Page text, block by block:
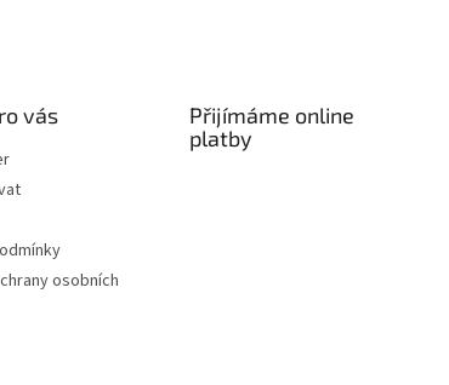
vás
osobních
Přijímáme online
platby